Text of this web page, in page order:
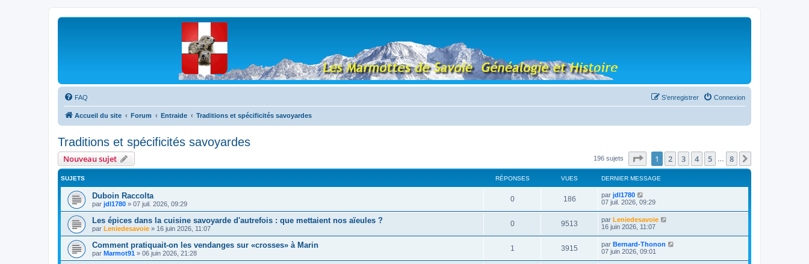
Les Marmottes de Savoie
FAQ Connexion
S’enregistrer
Accueil du site Forum Entraide Traditions et spécificités savoyardes
Traditions et spécificités savoyardes
Nouveau sujet 196 sujets Page sur8
1 2 3 4 5 8
SUJETS RÉPONSES VUES DERNIER MESSAGE
Duboin Raccolta
par jdl1780 » 07 juil. 2026, 09:29
0 186 par jdl1780
07 juil. 2026, 09:29
Les épices dans la cuisine savoyarde d'autrefois : que mettaient nos aïeules ?
par Leniedesavoie » 16 juin 2026, 11:07
0 9513 par Leniedesavoie
16 juin 2026, 11:07
Comment pratiquait-on les vendanges sur «crosses» à Marin
par Marmot91 » 06 juin 2026, 21:28
1 3915 par Bernard-Thonon
07 juin 2026, 09:01